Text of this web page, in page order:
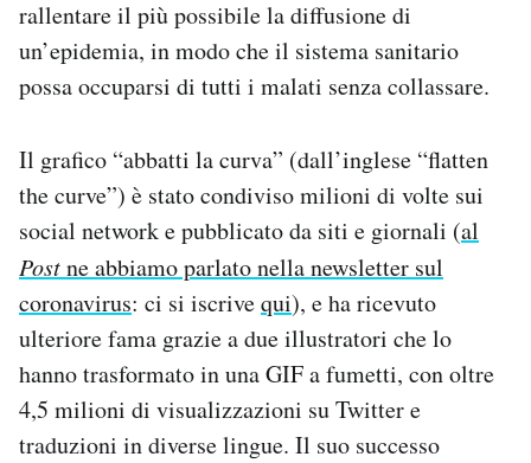
AREA PERSONALE
Newsletter
Regala il Post
Hai bisogno di aiuto?
Esci
rallentare il più possibile la diffusione di
un’epidemia, in modo che il sistema sanitario
possa occuparsi di tutti i malati senza collassare.
Il grafico “abbatti la curva” (dall’inglese “flatten
the curve”) è stato condiviso milioni di volte sui
social network e pubblicato da siti e giornali (al
Postne abbiamo parlato nella newsletter sul
coronavirus: ci si iscrivequi), e ha ricevuto
ulteriore fama grazie a due illustratori che lo
hanno trasformato in una GIF a fumetti, con oltre
4,5 milioni di visualizzazioni su Twitter e
traduzioni in diverse lingue. Il suo successo